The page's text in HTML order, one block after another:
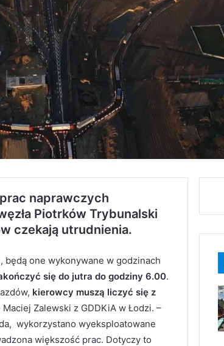
naprawczych
Piotrków Trybunalski
czekają utrudnienia.
będą one wykonywane w godzinach
się do jutra do godziny 6.00.
kierowcy muszą liczyć się z
Zalewski z GDDKiA w Łodzi. –
wykorzystano wyeksploatowane
większość prac. Dotyczy to